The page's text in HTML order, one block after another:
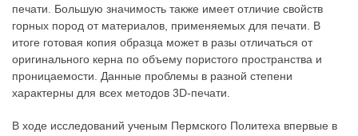
печати. Большую значимость также имеет отличие свойств
горных пород от материалов, применяемых для печати. В
итоге готовая копия образца может в разы отличаться от
оригинального керна по объему пористого пространства и
проницаемости. Данные проблемы в разной степени
характерны для всех методов 3D-печати.
В ходе исследований ученым Пермского Политеха впервые в